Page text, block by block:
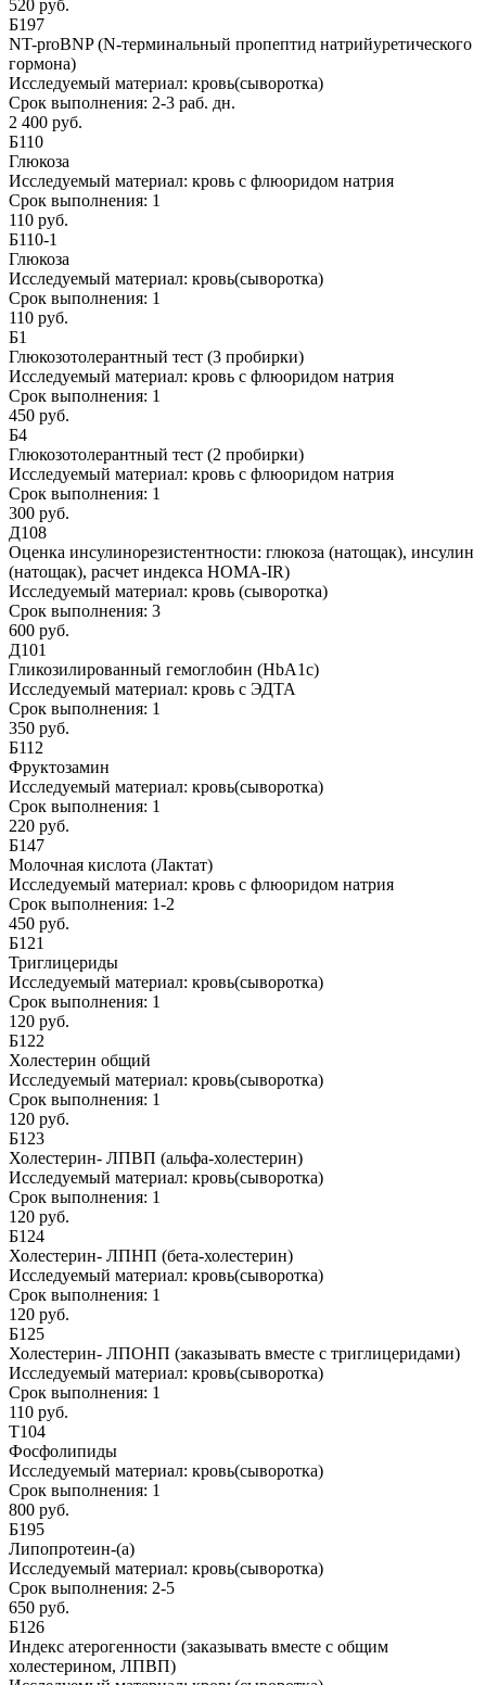
520 руб.
Б197
NT-proBNP (N-терминальный пропептид натрийуретического
гормона)
Исследуемый материал: кровь(сыворотка)
Срок выполнения: 2-3 раб. дн.
2 400 руб.
Б110
Глюкоза
Исследуемый материал: кровь с флюоридом натрия
Срок выполнения: 1
110 руб.
Б110-1
Глюкоза
Исследуемый материал: кровь(сыворотка)
Срок выполнения: 1
110 руб.
Б1
Глюкозотолерантный тест (3 пробирки)
Исследуемый материал: кровь с флюоридом натрия
Срок выполнения: 1
450 руб.
Б4
Глюкозотолерантный тест (2 пробирки)
Исследуемый материал: кровь с флюоридом натрия
Срок выполнения: 1
300 руб.
Д108
Оценка инсулинорезистентности: глюкоза (натощак), инсулин
(натощак), расчет индекса HOMA-IR)
Исследуемый материал: кровь (сыворотка)
Срок выполнения: 3
600 руб.
Д101
Гликозилированный гемоглобин (HbA1c)
Исследуемый материал: кровь с ЭДТА
Срок выполнения: 1
350 руб.
Б112
Фруктозамин
Исследуемый материал: кровь(сыворотка)
Срок выполнения: 1
220 руб.
Б147
Молочная кислота (Лактат)
Исследуемый материал: кровь с флюоридом натрия
Срок выполнения: 1-2
450 руб.
Б121
Триглицериды
Исследуемый материал: кровь(сыворотка)
Срок выполнения: 1
120 руб.
Б122
Холестерин общий
Исследуемый материал: кровь(сыворотка)
Срок выполнения: 1
120 руб.
Б123
Холестерин- ЛПВП (альфа-холестерин)
Исследуемый материал: кровь(сыворотка)
Срок выполнения: 1
120 руб.
Б124
Холестерин- ЛПНП (бета-холестерин)
Исследуемый материал: кровь(сыворотка)
Срок выполнения: 1
120 руб.
Б125
Холестерин- ЛПОНП (заказывать вместе с триглицеридами)
Исследуемый материал: кровь(сыворотка)
Срок выполнения: 1
110 руб.
Т104
Фосфолипиды
Исследуемый материал: кровь(сыворотка)
Срок выполнения: 1
800 руб.
Б195
Липопротеин-(а)
Исследуемый материал: кровь(сыворотка)
Срок выполнения: 2-5
650 руб.
Б126
Индекс атерогенности (заказывать вместе с общим
холестерином, ЛПВП)